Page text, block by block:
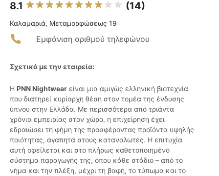
8.1 (14)
Καλαμαριά, Μεταμορφώσεως 19
Εμφάνιση αριθμού τηλεφώνου
Σχετικά με την εταιρεία:
Η PNN Nightwear είναι μια αμιγώς ελληνική βιοτεχνία
που διατηρεί κυρίαρχη θέση στον τομέα της ένδυσης
ύπνου στην Ελλάδα. Με περισσότερα από τριάντα
χρόνια εμπειρίας στον χώρο, η επιχείρηση έχει
εδραιώσει τη φήμη της προσφέροντας προϊόντα υψηλής
ποιότητας, αγαπητά στους καταναλωτές. Η επιτυχία
αυτή οφείλεται και στο πλήρως καθετοποιημένο
σύστημα παραγωγής της, όπου κάθε στάδιο – από το
νήμα και την πλέξη, μέχρι τη βαφή, το τύπωμα και το